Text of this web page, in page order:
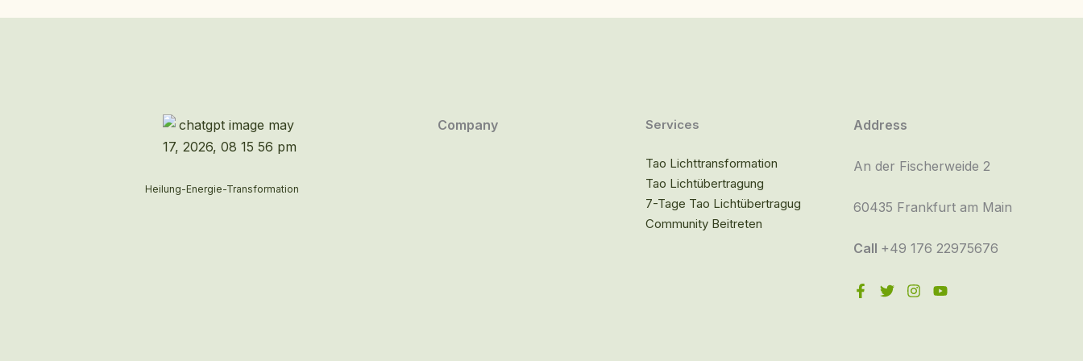
Heilung-Energie-Transformation
Company Services
Tao Lichttransformation
Tao Lichtübertragung
7-Tage Tao Lichtübertragug
Community Beitreten
Address
An der Fischerweide 2
60435 Frankfurt am Main
Call +49 176 22975676